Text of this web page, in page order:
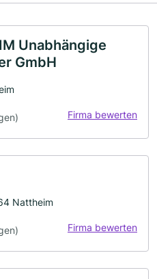
Unabhängige
GmbH
Firma bewerten
Nattheim
Firma bewerten